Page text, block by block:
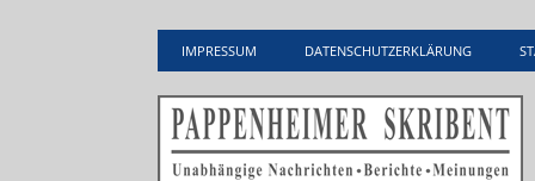
IMPRESSUM DATENSCHUTZERKLÄRUNG